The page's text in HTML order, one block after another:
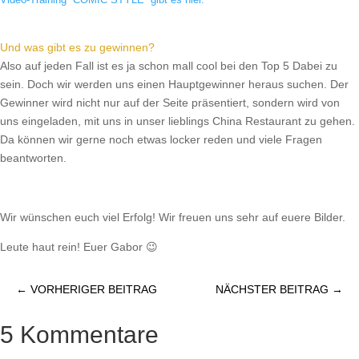
Und was gibt es zu gewinnen?
Also auf jeden Fall ist es ja schon mall cool bei den Top 5 Dabei zu
sein. Doch wir werden uns einen Hauptgewinner heraus suchen. Der
Gewinner wird nicht nur auf der Seite präsentiert, sondern wird von
uns eingeladen, mit uns in unser lieblings China Restaurant zu gehen.
Da können wir gerne noch etwas locker reden und viele Fragen
beantworten.
Wir wünschen euch viel Erfolg! Wir freuen uns sehr auf euere Bilder.
Leute haut rein! Euer Gabor 😉
← VORHERIGER BEITRAG NÄCHSTER BEITRAG →
5 Kommentare